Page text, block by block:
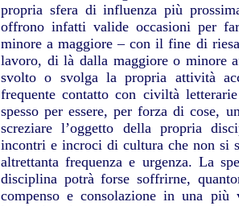
propria sfera di influenza più
offrono infatti valide occasioni per
minore a maggiore – con il fine di
lavoro, di là dalla maggiore o minore
svolto o svolga la propria attività
frequente contatto con civiltà
spesso per essere, per forza di cose,
screziare l’oggetto della propria
incontri e incroci di cultura che non si
altrettanta frequenza e urgenza. La
disciplina potrà forse soffrirne,
compenso e consolazione in una più